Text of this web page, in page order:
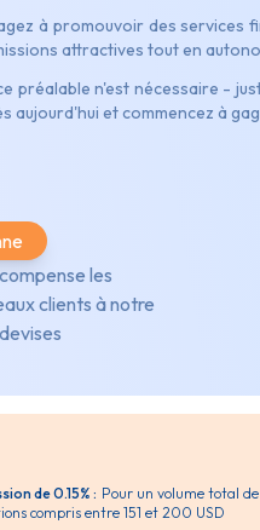
à promouvoir des services
attractives tout en
préalable n'est nécessaire -
aujourd'hui et commencez à
les
clients à notre
de 0.15% : Pour un volume total de
compris entre 151 et 200 USD